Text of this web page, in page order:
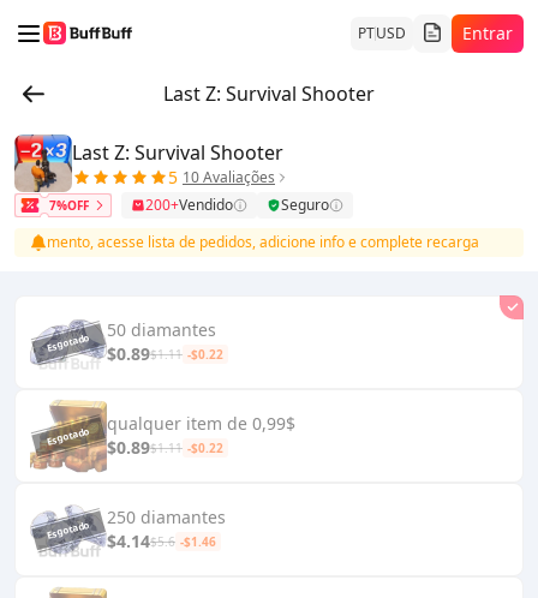
PTUSD Entrar
Last Z: Survival Shooter
Last Z: Survival Shooter
5 10 Avaliações
7%OFF 200+Vendido
Seguro
acesse lista de pedidos, adicione info e complete recarga
50 diamantes
$0.89$1.11 -$0.22
qualquer item de 0,99$
$0.89$1.11 -$0.22
250 diamantes
$4.14$5.6 -$1.46